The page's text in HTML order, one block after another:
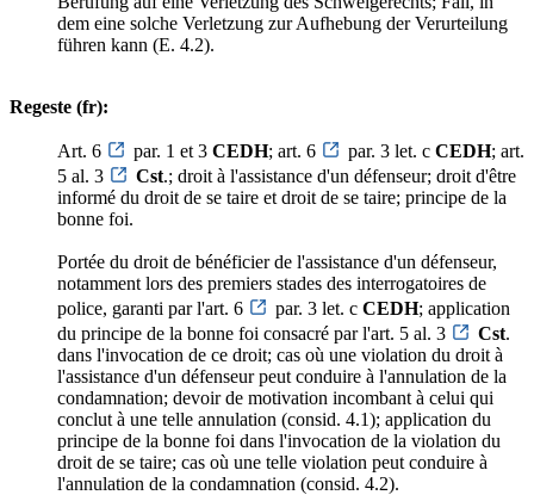
dem eine solche Verletzung zur Aufhebung der Verurteilung
führen kann (E. 4.2).
Regeste (fr):
Art. 6 par. 1 et 3 CEDH; art. 6 par. 3 let. c CEDH; art.
5 al. 3
Cst.; droit à l'assistance d'un défenseur; droit d'être
informé du droit de se taire et droit de se taire; principe de la
bonne foi.
Portée du droit de bénéficier de l'assistance d'un défenseur,
notamment lors des premiers stades des interrogatoires de
police, garanti par l'art. 6
par. 3 let. c CEDH; application
du principe de la bonne foi consacré par l'art. 5 al. 3
Cst.
dans l'invocation de ce droit; cas où une violation du droit à
l'assistance d'un défenseur peut conduire à l'annulation de la
condamnation; devoir de motivation incombant à celui qui
conclut à une telle annulation (consid. 4.1); application du
principe de la bonne foi dans l'invocation de la violation du
droit de se taire; cas où une telle violation peut conduire à
l'annulation de la condamnation (consid. 4.2).